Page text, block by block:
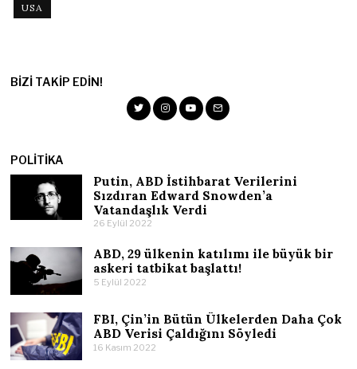
USA
BIZI TAKIP EDIN!
POLITIKA
Putin, ABD İstihbarat Verilerini
Sızdıran Edward Snowden’a
Vatandaşlık Verdi
26 Eylül 2022
ABD, 29 ülkenin katılımı ile büyük bir
askeri tatbikat başlattı!
5 Eylül 2022
FBI, Çin’in Bütün Ülkelerden Daha Çok
ABD Verisi Çaldığını Söyledi
16 Kasım 2022